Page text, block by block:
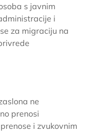
s javnim
i
za migraciju na
ne
prenosi
i zvukovnim